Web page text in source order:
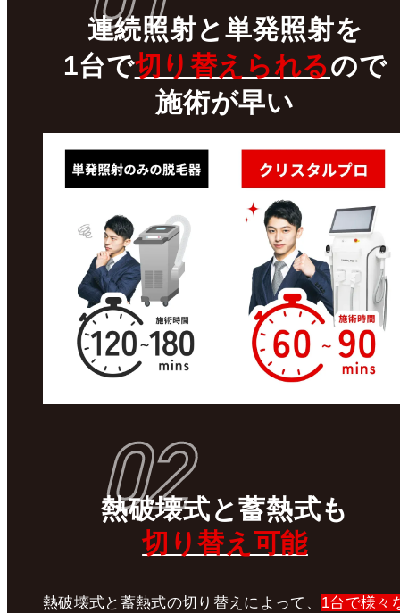
連続照射と 単発照射を
1台で切り替えられるので
施術が早い
02
熱破壊式と蓄熱式も
切り替え可能
熱破壊式と蓄熱式の切り替えによって、 1台で様々